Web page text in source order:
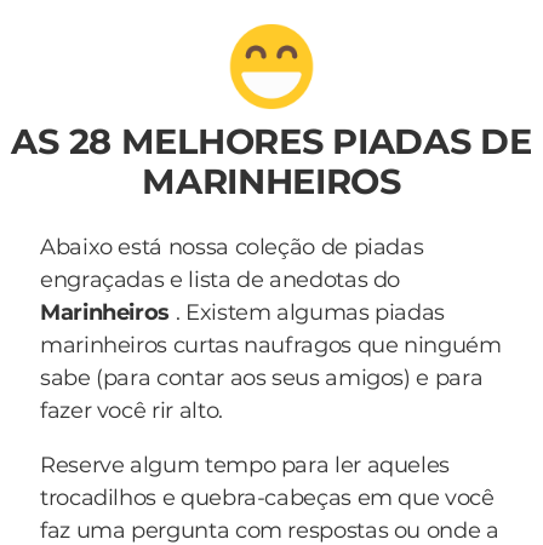
AS 28 MELHORES PIADAS DE
MARINHEIROS
Abaixo está nossa coleção de piadas
engraçadas e lista de anedotas do
Marinheiros . Existem algumas piadas
marinheiros curtas naufragos que ninguém
sabe (para contar aos seus amigos) e para
fazer você rir alto.
Reserve algum tempo para ler aqueles
trocadilhos e quebra-cabeças em que você
faz uma pergunta com respostas ou onde a